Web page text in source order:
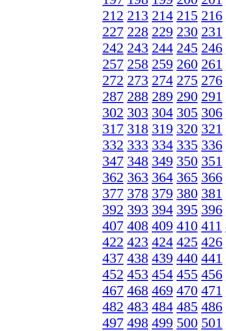
212 213 214 215 216
227 228 229 230 231
242 243 244 245 246
257 258 259 260 261
272 273 274 275 276
287 288 289 290 291
302 303 304 305 306
317 318 319 320 321
332 333 334 335 336
347 348 349 350 351
362 363 364 365 366
377 378 379 380 381
392 393 394 395 396
407 408 409 410 411
422 423 424 425 426
437 438 439 440 441
452 453 454 455 456
467 468 469 470 471
482 483 484 485 486
497 498 499 500 501